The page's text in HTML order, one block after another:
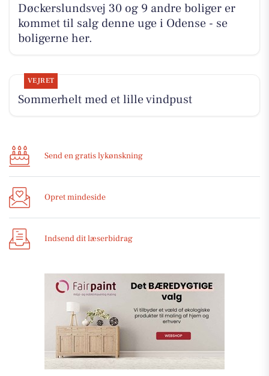
Døckerslundsvej 30 og 9 andre boliger er
kommet til salg denne uge i Odense - se
boligerne her.
VEJRET
Sommerhelt med et lille vindpust
Send en gratis lykønskning
Opret mindeside
Indsend dit læserbidrag